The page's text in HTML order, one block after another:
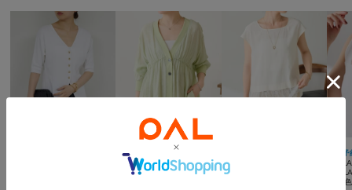
SALE 動画
COLLAGE
GALLARDAGALANTE
COLLAGE
GALLARDAGALANTE
一部予